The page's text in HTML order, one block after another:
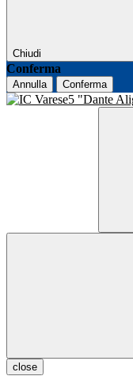
Chiudi
Conferma
Annulla Conferma
close